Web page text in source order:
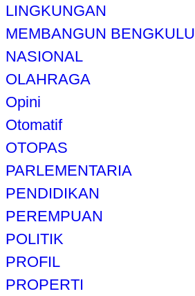
LINGKUNGAN
MEMBANGUN BENGKULU
NASIONAL
OLAHRAGA
Opini
Otomatif
OTOPAS
PARLEMENTARIA
PENDIDIKAN
PEREMPUAN
POLITIK
PROFIL
PROPERTI